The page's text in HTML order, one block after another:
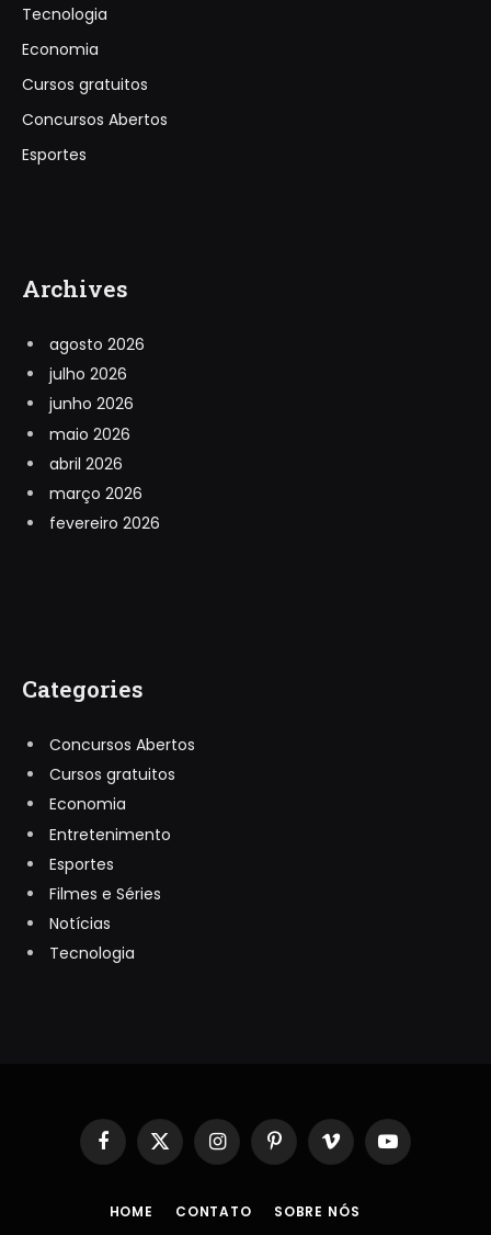
Tecnologia
Economia
Cursos gratuitos
Concursos Abertos
Esportes
Archives
agosto 2026
julho 2026
junho 2026
maio 2026
abril 2026
março 2026
fevereiro 2026
Categories
Concursos Abertos
Cursos gratuitos
Economia
Entretenimento
Esportes
Filmes e Séries
Notícias
Tecnologia
Facebook
X
(Twitter)
InstagramPinterestVimeo YouTube
HOME CONTATO
SOBRE NÓS